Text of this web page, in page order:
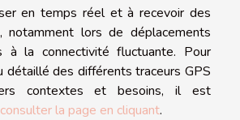
en temps réel et à recevoir des
notamment lors de déplacements
à la connectivité fluctuante. Pour
détaillé des différents traceurs GPS
contextes et besoins, il est
consulter la page en cliquant.